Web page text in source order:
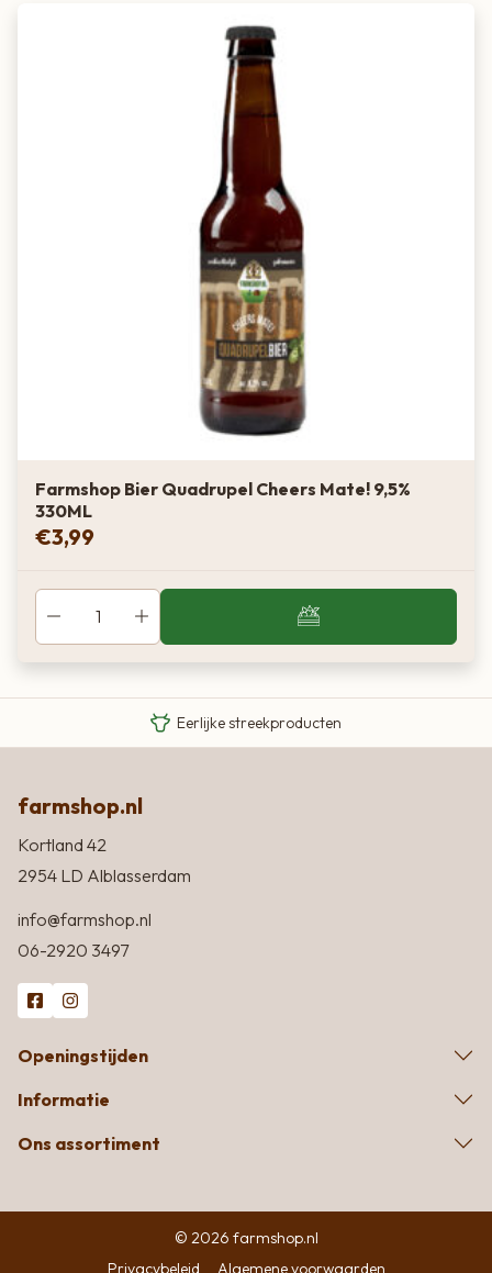
Farmshop Bier Quadrupel Cheers Mate! 9,5%
330ML
€3,99
Eigen Limousin runderen
Eerlijke streekproducten
farmshop.nl
Kortland 42
2954 LD Alblasserdam
info@farmshop.nl
06-2920 3497
Openingstijden
Informatie
Ons assortiment
© 2026 farmshop.nl
Privacybeleid
Algemene voorwaarden